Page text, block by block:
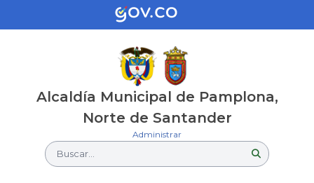
Alcaldía Municipal de Pamplona,
Norte de Santander
Administrar
Buscar...